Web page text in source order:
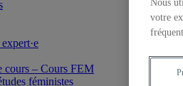
cours – Cours FEM
féministes
Nous
votre